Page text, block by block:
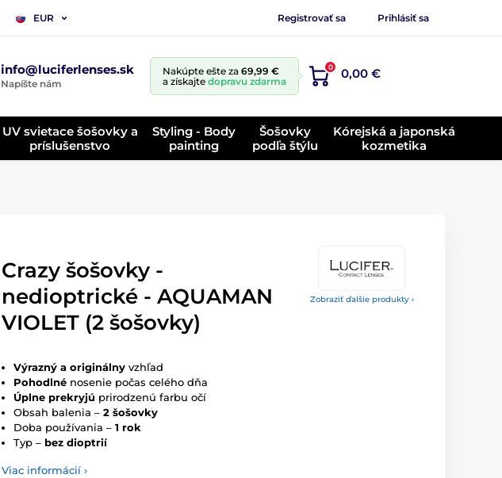
EUR Registrovať sa Prihlásiť sa
info@luciferlenses.sk
Napíšte nám
Nakúpte ešte za 69,99 €
a získajte dopravu zdarma
0 0,00 €
UV svietace šošovky a
príslušenstvo
Styling - Body
painting
Šošovky
podľa štýlu
Kórejská a japonská
kozmetika
Zobraziť ďalšie produkty ›
Crazy šošovky -
nedioptrické - AQUAMAN
VIOLET (2 šošovky)
Výrazný a originálny vzhľad
Pohodlné nosenie počas celého dňa
Úplne prekryjú prirodzenú farbu očí
Obsah balenia – 2 šošovky
Doba používania – 1 rok
Typ – bez dioptrií
Viac informácií ›